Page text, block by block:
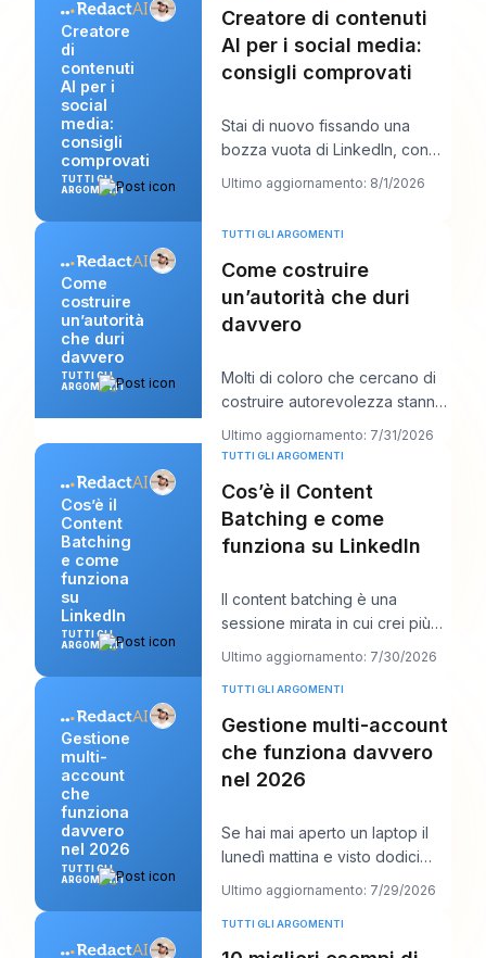
Creatore
di
contenuti
AI per i
social
media:
consigli
comprovati
TUTTI GLI
ARGOMENTI
Creatore di contenuti
AI per i social media:
consigli comprovati
Stai di nuovo fissando una
bozza vuota di LinkedIn, con
una chiamata con un cliente tra
dieci minuti
Ultimo aggiornamento: 8/1/2026
Come
costruire
un’autorità
che duri
davvero
TUTTI GLI
ARGOMENTI
TUTTI GLI ARGOMENTI
Come costruire
un’autorità che duri
davvero
Molti di coloro che cercano di
costruire autorevolezza stanno
facendo troppo della cosa
sbagliata. P
Ultimo aggiornamento: 7/31/2026
Cos’è il
Content
Batching
e come
funziona
su
LinkedIn
TUTTI GLI
ARGOMENTI
TUTTI GLI ARGOMENTI
Cos’è il Content
Batching e come
funziona su LinkedIn
Il content batching è una
sessione mirata in cui crei più
post LinkedIn in una volta sola,
per poi p
Ultimo aggiornamento: 7/30/2026
Gestione
multi-
account
che
funziona
davvero
nel 2026
TUTTI GLI
ARGOMENTI
TUTTI GLI ARGOMENTI
Gestione multi-account
che funziona davvero
nel 2026
Se hai mai aperto un laptop il
lunedì mattina e visto dodici
accessi, sei calendari clienti, tre
Ultimo aggiornamento: 7/29/2026
TUTTI GLI ARGOMENTI